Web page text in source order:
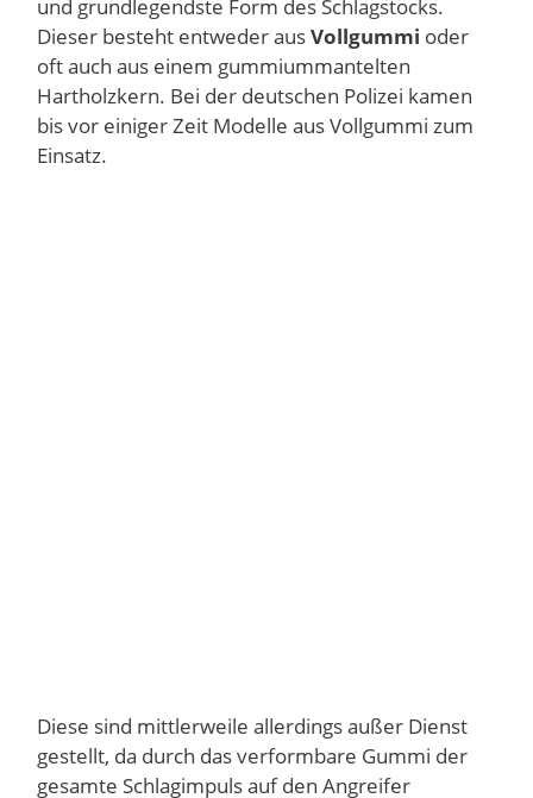
und grundlegendste Form des Schlagstocks.
Dieser besteht entweder ausVollgummi oder
oft auch aus einem gummiummantelten
Hartholzkern. Bei der deutschen Polizei kamen
bis vor einiger Zeit Modelle aus Vollgummi zum
Einsatz.
Diese sind mittlerweile allerdings außer Dienst
gestellt, da durch das verformbare Gummi der
gesamte Schlagimpuls auf den Angreifer